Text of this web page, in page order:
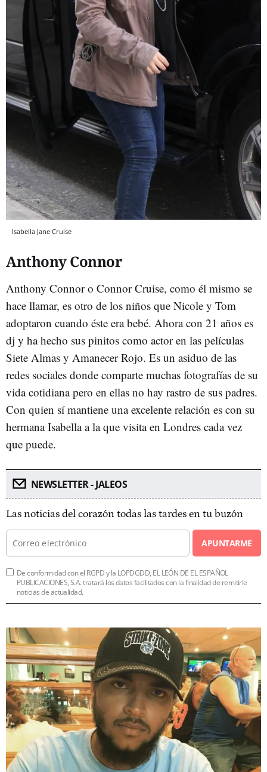
Isabella Jane Cruise
Anthony Connor
Anthony Connor o Connor Cruise, como él mismo se
hace llamar, es otro de los niños que Nicole y Tom
adoptaron cuando éste era bebé. Ahora con 21 años es
dj y ha hecho sus pinitos como actor en las películas
Siete Almas y Amanecer Rojo. Es un asiduo de las
redes sociales donde comparte muchas fotografías de su
vida cotidiana pero en ellas no hay rastro de sus padres.
Con quien sí mantiene una excelente relación es con su
hermana Isabella a la que visita en Londres cada vez
que puede.
NEWSLETTER - JALEOS
Las noticias del corazón todas las tardes en tu buzón
APUNTARME
De conformidad con el RGPD y la LOPDGDD, EL LEÓN DE EL ESPAÑOL
PUBLICACIONES, S.A. tratará los datos facilitados con la finalidad de remitirle
noticias de actualidad.